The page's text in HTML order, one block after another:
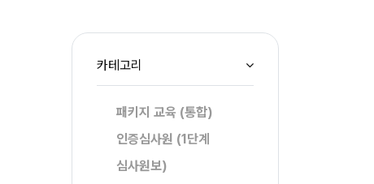
카테고리
패키지 교육 (통합)
인증심사원 (1단계
심사원보)